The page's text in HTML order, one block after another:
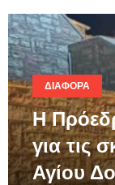
ΔΙΆΦΟΡΑ
Η
για τις
Αγίου